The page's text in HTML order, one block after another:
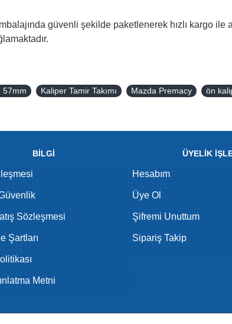
güvenli şekilde paketlenerek hızlı kargo ile
57mm Kaliper Tamir Takımı Mazda Premacy ön
BİLGİ
Sözleşmesi
Şartları
Metni
ÜYELİK
Hesabım
Üye Ol
Şifremi Unuttum
Sipariş Takip